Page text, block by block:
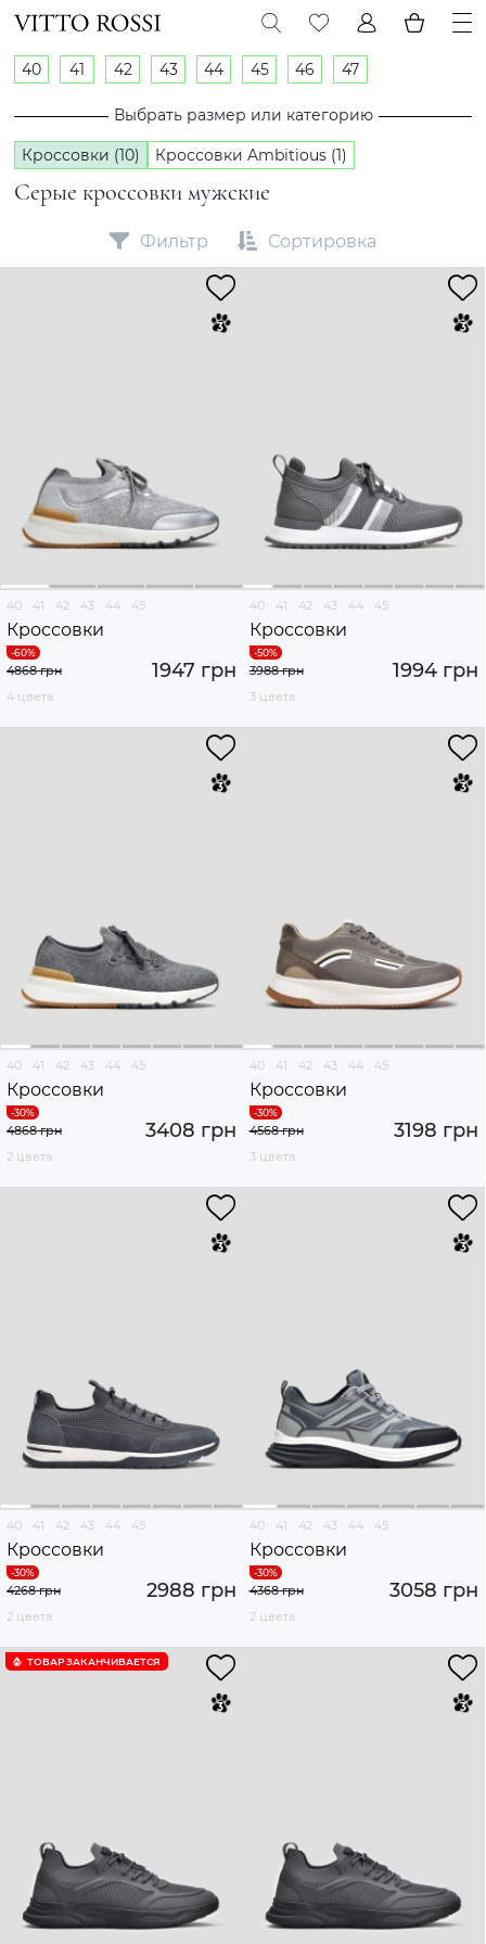
Серые кроссовки мужские
40 41 42 43 44 45 46 47
Выбрать размер или категорию
Кроссовки (10) Кроссовки Ambitious (1)
Фильтр Сортировка
40 41 42 43 44 45
Кроссовки
1947 грн
4868 грн
4 цвета
40 41 42 43 44 45
Кроссовки
1994 грн
3988 грн
3 цвета
40 41 42 43 44 45
Кроссовки
3408 грн
4868 грн
2 цвета
40 41 42 43 44 45
Кроссовки
3198 грн
4568 грн
3 цвета
40 41 42 43 44 45
Кроссовки
2988 грн
4268 грн
2 цвета
40 41 42 43 44 45
Кроссовки
3058 грн
4368 грн
2 цвета
ТОВАР ЗАКАНЧИВАЕТСЯ